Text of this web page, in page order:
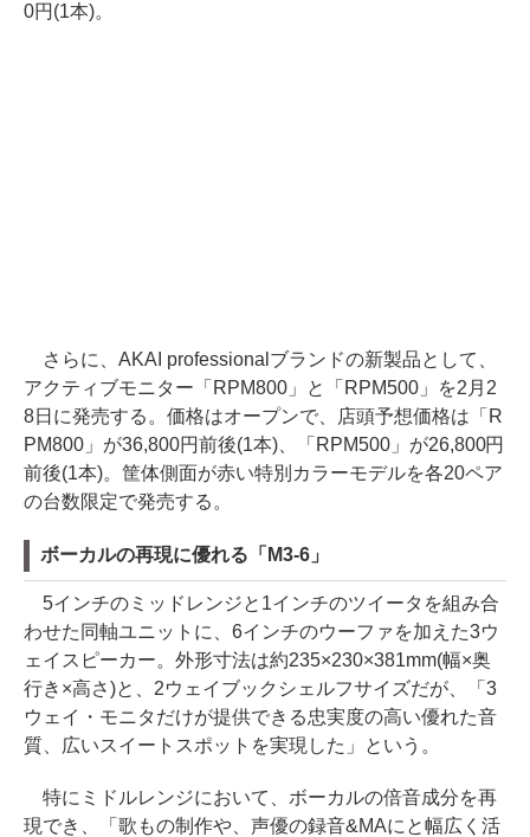
0円(1本)。
さらに、AKAI professionalブランドの新製品として、
アクティブモニター「RPM800」と「RPM500」を2月2
8日に発売する。価格はオープンで、店頭予想価格は「R
PM800」が36,800円前後(1本)、「RPM500」が26,800円
前後(1本)。筐体側面が赤い特別カラーモデルを各20ペア
の台数限定で発売する。
ボーカルの再現に優れる「M3-6」
5インチのミッドレンジと1インチのツイータを組み合
わせた同軸ユニットに、6インチのウーファを加えた3ウ
ェイスピーカー。外形寸法は約235×230×381mm(幅×奥
行き×高さ)と、2ウェイブックシェルフサイズだが、「3
ウェイ・モニタだけが提供できる忠実度の高い優れた音
質、広いスイートスポットを実現した」という。
特にミドルレンジにおいて、ボーカルの倍音成分を再
現でき、「歌もの制作や、声優の録音&MAにと幅広く活